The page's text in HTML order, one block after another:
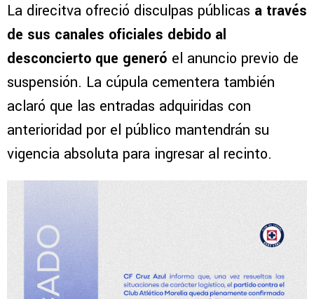
La direcitva ofreció disculpas públicas a través
de sus canales oficiales debido al
desconcierto que generó el anuncio previo de
suspensión. La cúpula cementera también
aclaró que las entradas adquiridas con
anterioridad por el público mantendrán su
vigencia absoluta para ingresar al recinto.